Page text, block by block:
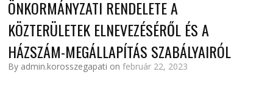
ÖNKORMÁNYZATI RENDELETE A
KÖZTERÜLETEK ELNEVEZÉSÉRŐL ÉS A
HÁZSZÁM-MEGÁLLAPÍTÁS SZABÁLYAIRÓL
By admin.korosszegapati onfebruár 22, 2023